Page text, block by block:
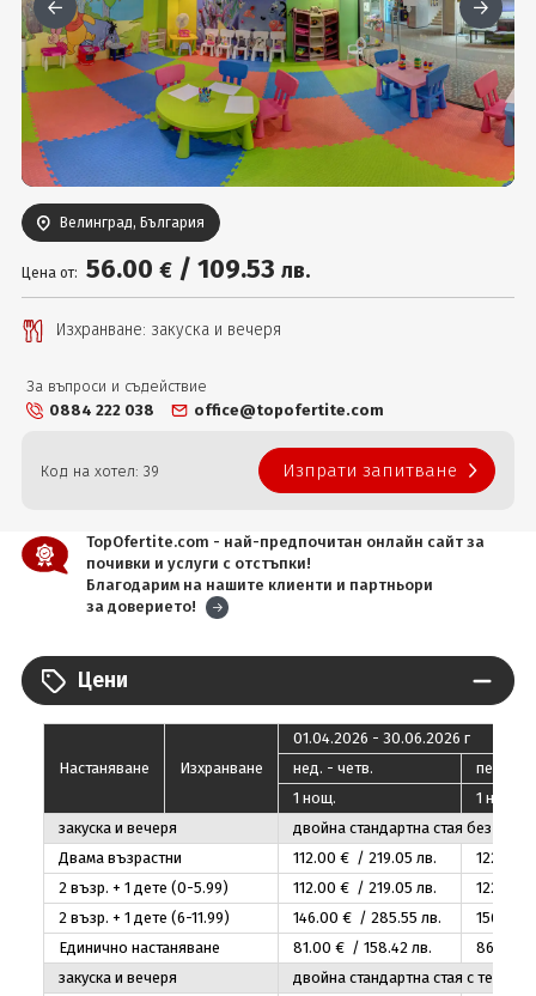
Гърция
Услуги
Велинград, България
Цена от: 56.00 € / 109.53 лв.
Изхранване: закуска и вечеря
За въпроси и съдействие
0884 222 038
office@topofertite.com
Код на хотел: 39 Изпрати запитване
TopOfertite.com - най-предпочитан онлайн сайт за
почивки и услуги с отстъпки!
Благодарим на нашите клиенти и партньори
за доверието!
Цени
Настаняване Изхранване
01.04.2026 - 30.06.2026 г
нед. - четв.
пeт. -
1 нощ.
1 нощ.
закуска и вечеря
двойна стандартна стая без
Двама възрастни
112.00 € / 219.05 лв. 122
2 възр. + 1 дете (0-5.99)
112.00 € / 219.05 лв. 122
2 възр. + 1 дете (6-11.99)
146.00 € / 285.55 лв. 156
Единично настаняване
81.00 € / 158.42лв. 86
закуска и вечеря
двойна стандартна стая с тераса